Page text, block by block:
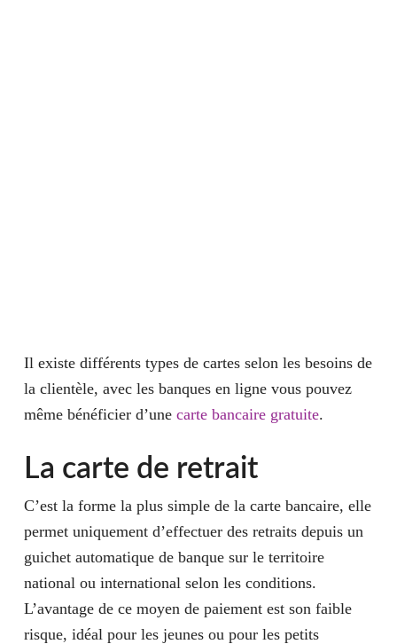
Il existe différents types de cartes selon les besoins de
la clientèle, avec les banques en ligne vous pouvez
même bénéficier d’une carte bancaire gratuite.
La carte de retrait
C’est la forme la plus simple de la carte bancaire, elle
permet uniquement d’effectuer des retraits depuis un
guichet automatique de banque sur le territoire
national ou international selon les conditions.
L’avantage de ce moyen de paiement est son faible
risque, idéal pour les jeunes ou pour les petits